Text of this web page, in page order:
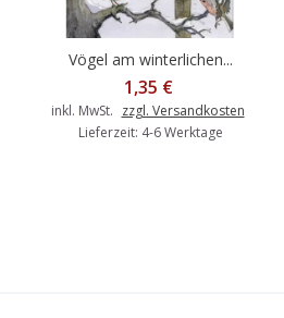
In den Warenkorb
Vögel am winterlichen...
1,35 €
inkl. MwSt. zzgl. Versandkosten
Lieferzeit: 4-6 Werktage